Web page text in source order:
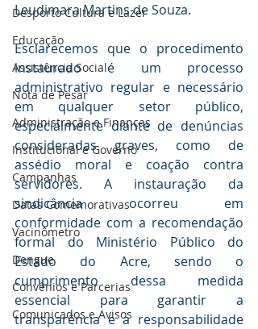
Desporto Cultura e Lazer
Educação
Assistência Social
Nota de Pesar
Administração e Finanças
Institucional e Governo
Campanhas
Datas Comemorativas
Vacinômetro
Dengue
Convênios e Parcerias
Comunicados e Avisos
Leudimara Martins de Souza.
Esclarecemos que o procedimento
instaurado é um processo
administrativo regular e necessário
em qualquer setor público,
especialmente diante de denúncias
consideradas graves, como de
assédio moral e coação contra
servidores. A instauração da
sindicância ocorreu em
conformidade com a recomendação
formal do Ministério Público do
Estado do Acre, sendo o
cumprimento dessa medida
essencial para garantir a
transparência e a responsabilidade